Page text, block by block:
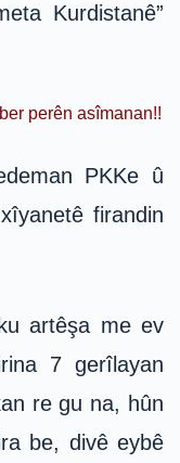
Kurdistanê”
perên asîmanan!!
PKKe û
firandin
artêşa me ev
7 gerîlayan
re gu na, hûn
be, divê eybê